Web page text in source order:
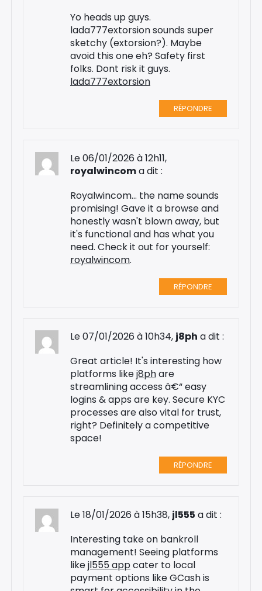
Yo heads up guys.
lada777extorsion sounds super
sketchy (extorsion?). Maybe
avoid this one eh? Safety first
folks. Dont risk it guys.
lada777extorsion
RÉPONDRE
Le 06/01/2026 à 12h11,
royalwincoma dit :
Royalwincom... the name sounds
promising! Gave it a browse and
honestly wasn't blown away, but
it's functional and has what you
need. Check it out for yourself:
royalwincom.
RÉPONDRE
Le 07/01/2026 à 10h34, j8ph a dit :
Great article! It's interesting how
platforms likej8phare
streamlining access â€“ easy
logins & apps are key. Secure KYC
processes are also vital for trust,
right? Definitely a competitive
space!
RÉPONDRE
Le 18/01/2026 à 15h38, jl555 a dit :
Interesting take on bankroll
management! Seeing platforms
likejl555 appcater to local
payment options like GCash is